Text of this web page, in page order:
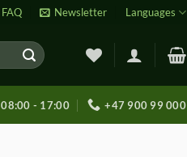
FAQ Newsletter Languages
08:00 - 17:00 +47 900 99 000